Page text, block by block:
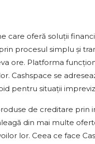
care oferă soluții
procesul simplu și
ore. Platforma
Cashspace se
pentru situații
de creditare
din mai multe
lor. Ceea ce face